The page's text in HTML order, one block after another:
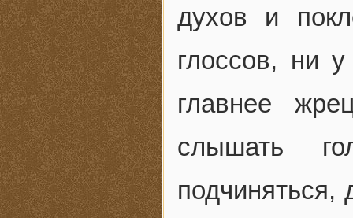
духов и
глоссов, ни
главнее
слышать
подчиняться,